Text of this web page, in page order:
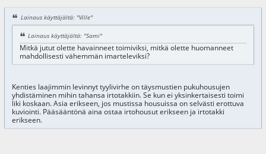
Lainaus käyttäjältä: "Ville"
Lainaus käyttäjältä: "Sami"
Mitkä jutut olette havainneet toimiviksi, mitkä olette huomanneet
mahdollisesti vähemmän imarteleviksi?
Kenties laajimmin levinnyt tyylivirhe on täysmustien pukuhousujen
yhdistäminen mihin tahansa irtotakkiin. Se kun ei yksinkertaisesti toimi
liki koskaan. Asia erikseen, jos mustissa housuissa on selvästi erottuva
kuviointi. Pääsääntönä aina ostaa irtohousut erikseen ja irtotakki
erikseen.